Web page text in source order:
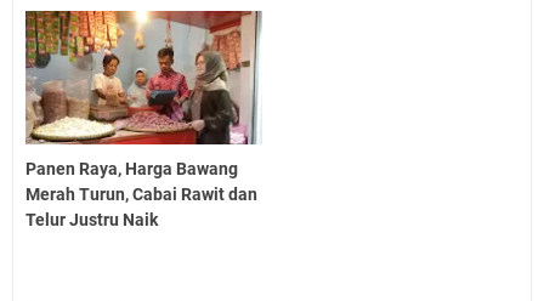
Panen Raya, Harga Bawang
Merah Turun, Cabai Rawit dan
Telur Justru Naik